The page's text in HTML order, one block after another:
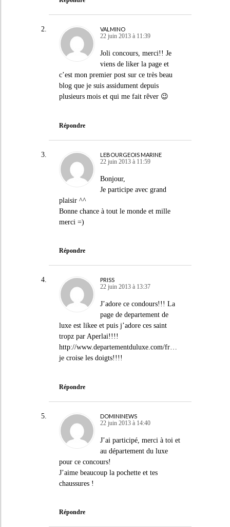
VALMINO
22 juin 2013 à 11:39
Joli concours, merci!! Je
viens de liker la page et
c’est mon premier post sur ce très beau
blog que je suis assidument depuis
plusieurs mois et qui me fait rêver 😉
Répondre
LEBOURGEOIS MARINE
22 juin 2013 à 11:59
Bonjour,
Je participe avec grand
plaisir ^^
Bonne chance à tout le monde et mille
merci =)
Répondre
PRISS
22 juin 2013 à 13:37
J’adore ce condours!!! La
page de departement de
luxe est likee et puis j’adore ces saint
tropz par Aperlai!!!!
http://www.departementduluxe.com/fr…
je croise les doigts!!!!
Répondre
DOMININEWS
22 juin 2013 à 14:40
J’ai participé, merci à toi et
au département du luxe
pour ce concours!
J’aime beaucoup la pochette et tes
chaussures !
Répondre